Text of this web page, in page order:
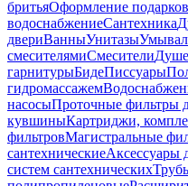
бритьяОформление подарков
водоснабжениеСантехника
двериВанныУнитазы
смесителямиСмесители
гарнитурыБидеПиссуары
гидромассажем
насосыПроточные фильтры
кувшиныКартриджи,
фильтровМагистральные
сантехническиеАксессуары
систем сантехнических